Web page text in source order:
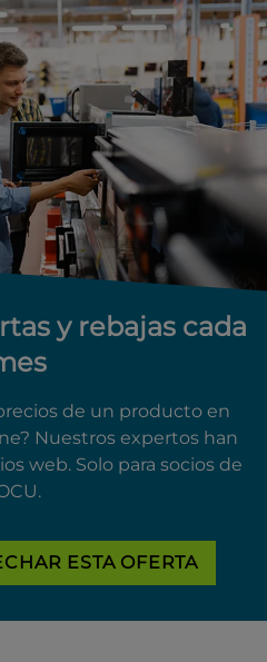
y rebajas cada
de un producto en
Nuestros expertos han
web. Solo para socios de
ESTA OFERTA